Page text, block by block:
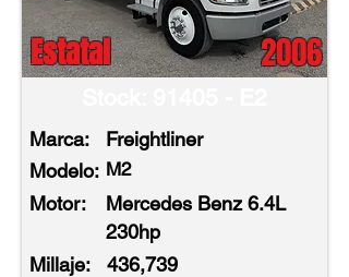
Estatal 2006
Marca:
Freightliner
Modelo: M2
Motor:
Mercedes Benz 6.4L
230hp
Millaje:
436,739